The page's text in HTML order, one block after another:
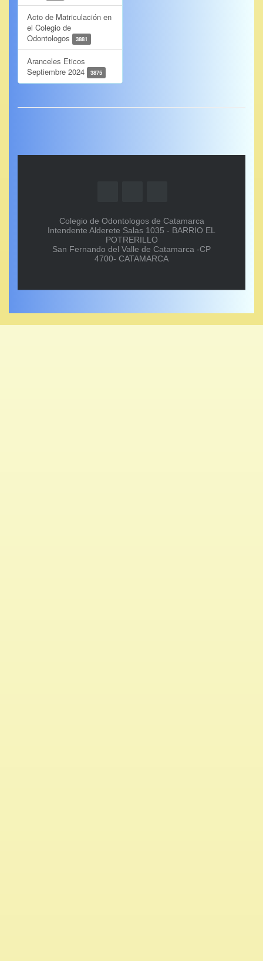
Acto de Matriculación en
el Colegio de
Odontologos
3881
Aranceles Eticos
Septiembre 2024
3875
Colegio de Odontologos de Catamarca
Intendente Alderete Salas 1035 - BARRIO EL
POTRERILLO
San Fernando del Valle de Catamarca -CP
4700- CATAMARCA